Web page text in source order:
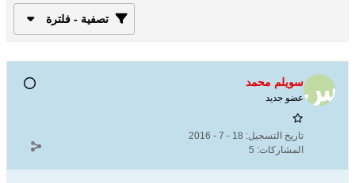
تصفية - فلترة
سويلم محمد
عضو جديد
تاريخ التسجيل: 18 - 7 - 2016
المشاركات: 5